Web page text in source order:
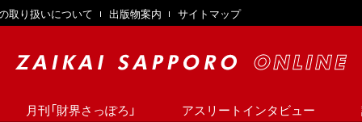
取り扱いについて 出版物案内 サイトマップ
月刊「財界さっぽろ」 アスリートインタビュー